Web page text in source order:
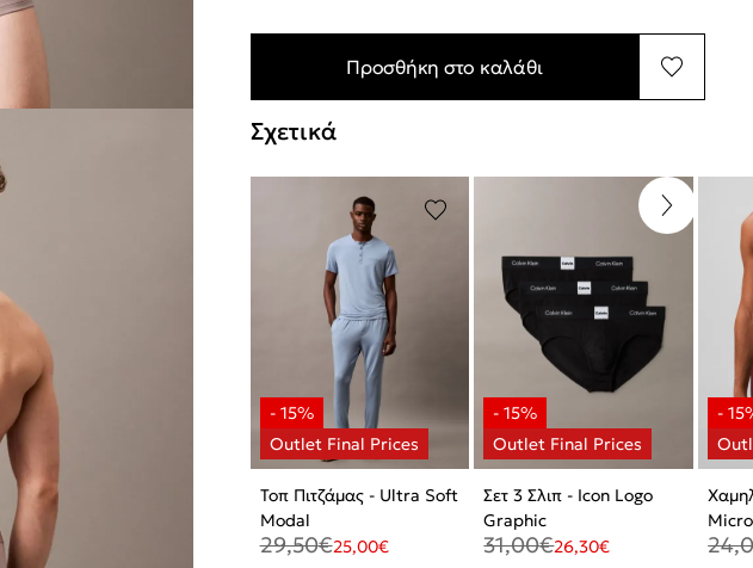
Προσθήκη στο καλάθι
Σχετικά
Τοπ Πιτζάμας - Ultra Soft
Modal
29,50€25,00€
Σετ 3 Σλιπ - Icon Logo
Graphic
31,00€26,30€